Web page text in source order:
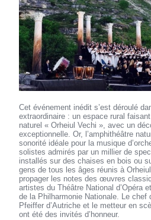
Cet événement inédit s’est déroulé
extraordinaire : un espace rural
naturel « Orheiul Vechi », avec un
exceptionnelle. Or, l’amphithéâtre
sonorité idéale pour la musique
solistes admirés par un millier de
installés sur des chaises en bois ou
gens de tous les âges réunis à
propager les notes des œuvres
artistes du Théâtre National d’Opéra
de la Philharmonie Nationale. Le chef
Pfeiffer d’Autriche et le metteur en
ont été des invités d’honneur.